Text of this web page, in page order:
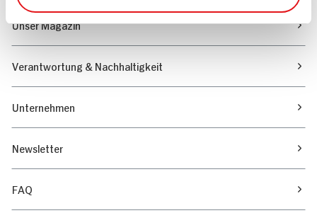
Unser Magazin
Verantwortung & Nachhaltigkeit
Unternehmen
Newsletter
FAQ